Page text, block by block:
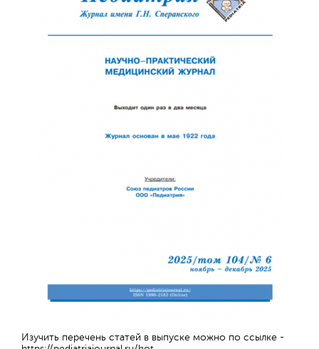
Изучить перечень статей в выпуске можно по ссылке -